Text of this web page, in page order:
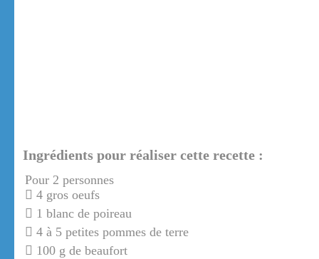
Ingrédients pour réaliser cette recette :
Pour 2 personnes
4 gros oeufs
1 blanc de poireau
4 à 5 petites pommes de terre
100 g de beaufort